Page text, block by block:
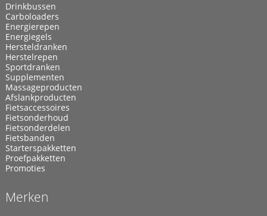
Drinkbussen
Carboloaders
Energierepen
Energiegels
Hersteldranken
Herstelrepen
Sportdranken
Supplementen
Massageproducten
Afslankproducten
Fietsaccessoires
Fietsonderhoud
Fietsonderdelen
Fietsbanden
Starterspakketten
Proefpakketten
Promoties
Merken